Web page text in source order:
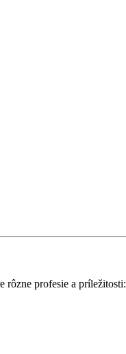
rôzne profesie a príležitosti: